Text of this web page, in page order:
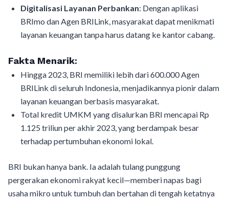
Digitalisasi Layanan Perbankan: Dengan aplikasi
BRImo dan Agen BRILink, masyarakat dapat menikmati
layanan keuangan tanpa harus datang ke kantor cabang.
Fakta Menarik:
Hingga 2023, BRI memiliki lebih dari 600.000 Agen
BRILink di seluruh Indonesia, menjadikannya pionir dalam
layanan keuangan berbasis masyarakat.
Total kredit UMKM yang disalurkan BRI mencapai Rp
1.125 triliun per akhir 2023, yang berdampak besar
terhadap pertumbuhan ekonomi lokal.
BRI bukan hanya bank. Ia adalah tulang punggung
pergerakan ekonomi rakyat kecil—memberi napas bagi
usaha mikro untuk tumbuh dan bertahan di tengah ketatnya